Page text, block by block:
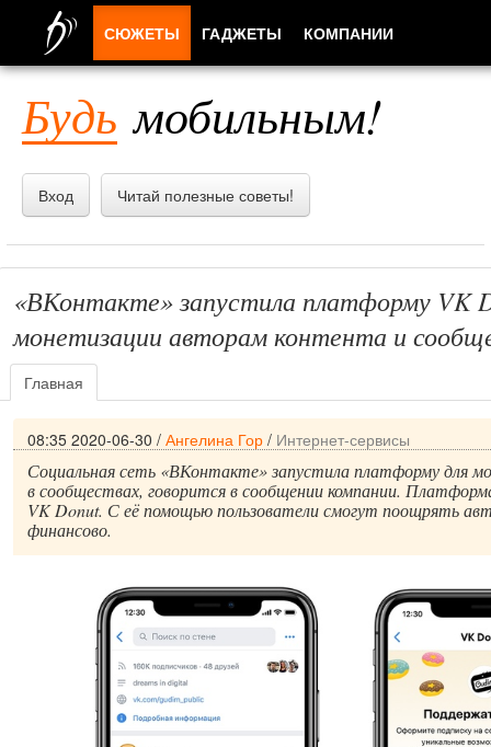
Будь мобильным!
Вход Читай полезные советы!
«ВКонтакте» запустила платформу VK
монетизации авторам контента и
Главная
08:35 2020-06-30 / Ангелина Гор / Интернет-сервисы
Социальная сеть «ВКонтакте» запустила платформу для
в сообществах, говорится в сообщении компании.
VK Donut. С её помощью пользователи смогут поощрять
финансово.
СЮЖЕТЫ ГАДЖЕТЫ КОМПАНИИ
ПРИЛОЖЕНИЯ